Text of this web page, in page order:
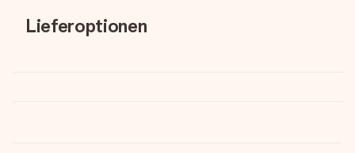
Lieferoptionen